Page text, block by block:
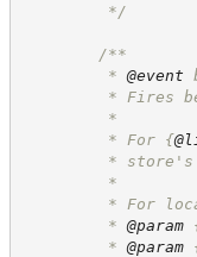
*/
/**
* @event
* Fires
*
* For {
* store's
*
* For locally
* @param
* @param